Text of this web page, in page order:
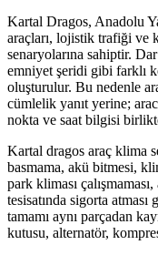
Kartal Dragos, Anadolu
araçları, lojistik trafiği ve
senaryolarına sahiptir.
emniyet şeridi gibi farklı
oluşturulur. Bu nedenle
cümlelik yanıt yerine;
nokta ve saat bilgisi
Kartal dragos araç klima
basmama, akü bitmesi,
park kliması
tesisatında sigorta
tamamı aynı parçadan
kutusu, alternatör,